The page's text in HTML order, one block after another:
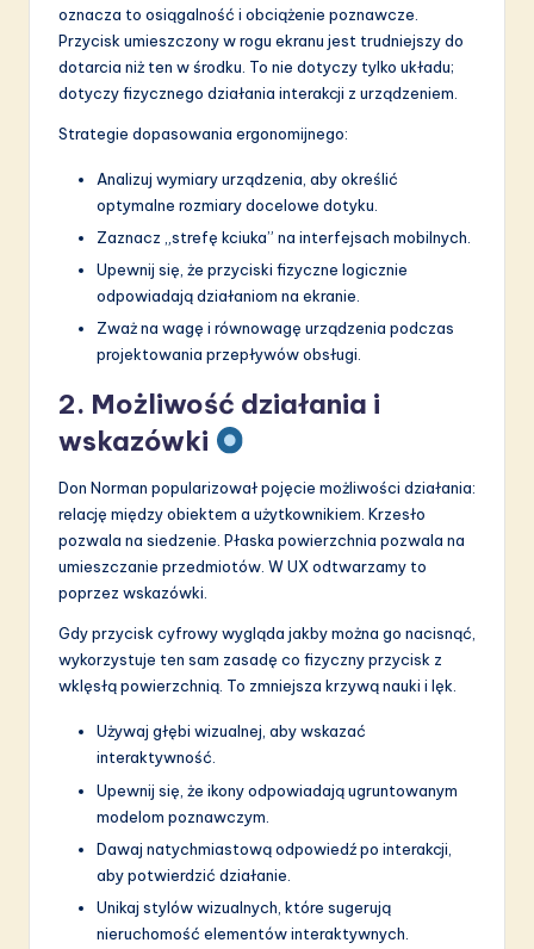
oznacza to osiągalność i obciążenie poznawcze.
Przycisk umieszczony w rogu ekranu jest trudniejszy do
dotarcia niż ten w środku. To nie dotyczy tylko układu;
dotyczy fizycznego działania interakcji z urządzeniem.
Strategie dopasowania ergonomijnego:
Analizuj wymiary urządzenia, aby określić
optymalne rozmiary docelowe dotyku.
Zaznacz „strefę kciuka” na interfejsach mobilnych.
Upewnij się, że przyciski fizyczne logicznie
odpowiadają działaniom na ekranie.
Zważ na wagę i równowagę urządzenia podczas
projektowania przepływów obsługi.
2. Możliwość działania i
wskazówki
Don Norman popularizował pojęcie możliwości działania:
relację między obiektem a użytkownikiem. Krzesło
pozwala na siedzenie. Płaska powierzchnia pozwala na
umieszczanie przedmiotów. W UX odtwarzamy to
poprzez wskazówki.
Gdy przycisk cyfrowy wygląda jakby można go nacisnąć,
wykorzystuje ten sam zasadę co fizyczny przycisk z
wklęsłą powierzchnią. To zmniejsza krzywą nauki i lęk.
Używaj głębi wizualnej, aby wskazać
interaktywność.
Upewnij się, że ikony odpowiadają ugruntowanym
modelom poznawczym.
Dawaj natychmiastową odpowiedź po interakcji,
aby potwierdzić działanie.
Unikaj stylów wizualnych, które sugerują
nieruchomość elementów interaktywnych.